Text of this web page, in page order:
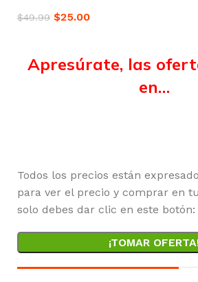
$49.99 $25.00
Apresúrate, las
en…
Todos los precios están
para ver el precio y comprar en
solo debes dar clic en este botón:
¡TOMAR